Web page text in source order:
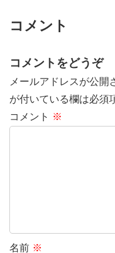
コメント
コメントをどうぞ
メールアドレスが公開
が付いている欄は必須
コメント ※
名前 ※